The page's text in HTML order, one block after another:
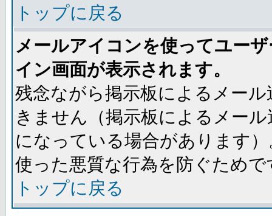
トップに戻る
メールアイコンを使ってユー
イン画面が表示されます。
残念ながら掲示板によるメー
きません（掲示板によるメー
になっている場合があります
使った悪質な行為を防ぐためで
トップに戻る